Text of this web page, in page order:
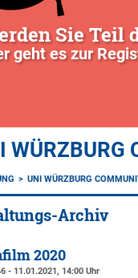
Sie Teil
geht es zur
WÜRZBURG
UNI WÜRZBURG
Archiv
2020
- 11.01.2021, 14:00 Uhr